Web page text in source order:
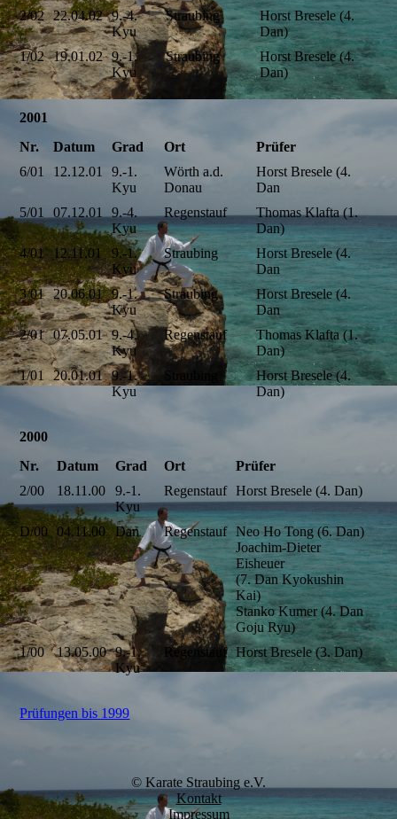
2/02 22.04.02 9.-4.
Kyu
Straubing
Horst Bresele (4.
Dan)
1/02 19.01.02 9.-1.
Kyu
Straubing
Horst Bresele (4.
Dan)
2001
Nr.
Datum Grad Ort
Prüfer
6/01
12.12.01
9.-1.
Kyu
Wörth a.d.
Donau
Horst Bresele (4.
Dan
5/01
07.12.01
9.-4.
Kyu
Regenstauf
Thomas Klafta (1.
Dan)
4/01
12.11.01
9.-1.
Kyu
Straubing
Horst Bresele (4.
Dan
3/01 20.06.01 9.-1.
Kyu
Straubing
Horst Bresele (4.
Dan
2/01 07.05.01 9.-4.
Kyu
Regenstauf
Thomas Klafta (1.
Dan)
1/01
20.01.01 9.-1.
Kyu
Straubing
Horst Bresele (4.
Dan)
2000
Nr.
Datum Grad Ort
Prüfer
2/00
18.11.00
9.-1.
Kyu
Regenstauf Horst Bresele (4. Dan)
D/00 04.11.00 Dan Regenstauf Neo Ho Tong (6. Dan)
Joachim-Dieter
Eisheuer
(7. Dan Kyokushin
Kai)
Stanko Kumer (4. Dan
Goju Ryu)
1/00
13.05.00 9.-1.
Kyu
Regenstauf Horst Bresele (3. Dan)
Prüfungen bis 1999
© Karate Straubing e.V.
Kontakt
Impressum